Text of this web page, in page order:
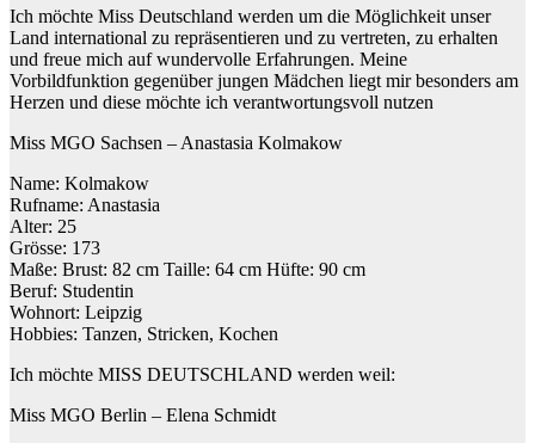
Ich möchte Miss Deutschland werden um die Möglichkeit unser
Land international zu repräsentieren und zu vertreten, zu erhalten
und freue mich auf wundervolle Erfahrungen. Meine
Vorbildfunktion gegenüber jungen Mädchen liegt mir besonders am
Herzen und diese möchte ich verantwortungsvoll nutzen
Miss MGO Sachsen – Anastasia Kolmakow
Name: Kolmakow
Rufname: Anastasia
Alter: 25
Grösse: 173
Maße: Brust: 82 cm Taille: 64 cm Hüfte: 90 cm
Beruf: Studentin
Wohnort: Leipzig
Hobbies: Tanzen, Stricken, Kochen
Ich möchte MISS DEUTSCHLAND werden weil:
Miss MGO Berlin – Elena Schmidt